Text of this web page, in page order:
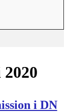
i DN